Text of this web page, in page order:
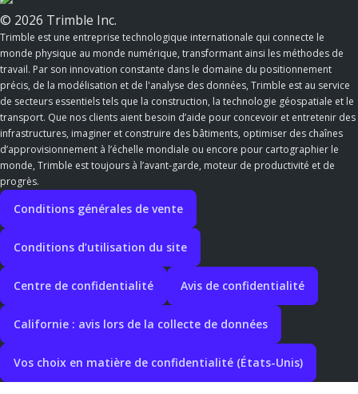
© 2026 Trimble Inc.
Trimble est une entreprise technologique internationale qui connecte le
monde physique au monde numérique, transformant ainsi les méthodes de
travail. Par son innovation constante dans le domaine du positionnement
précis, de la modélisation et de l'analyse des données, Trimble est au service
de secteurs essentiels tels que la construction, la technologie géospatiale et le
transport. Que nos clients aient besoin d’aide pour concevoir et entretenir des
infrastructures, imaginer et construire des bâtiments, optimiser des chaînes
d’approvisionnement à l’échelle mondiale ou encore pour cartographier le
monde, Trimble est toujours à l’avant-garde, moteur de productivité et de
progrès.
Conditions générales de vente
Conditions d’utilisation du site
Centre de confidentialité Avis de confidentialité
Californie : avis lors de la collecte de données
Vos choix en matière de confidentialité (États-Unis)